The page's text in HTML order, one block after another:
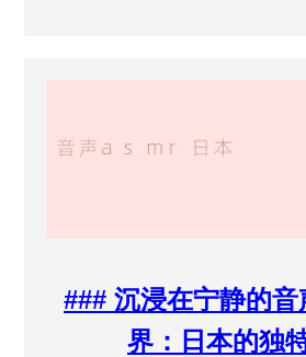
### 沉浸在宁静的
界：日本的独